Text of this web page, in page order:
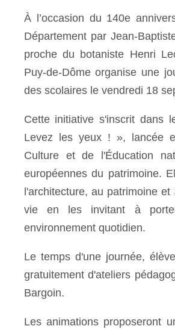
À l’occasion du 140e
Département par Jean-
proche du botaniste Henri
Puy-de-Dôme organise une
des scolaires le vendredi 18
Cette initiative s'inscrit dans
Levez les yeux ! », lancée
Culture et de l'Éducation
européennes du patrimoine.
l'architecture, au patrimoine
vie en les invitant à
environnement quotidien.
Le temps d'une journée,
gratuitement d'ateliers
Bargoin.
Les animations proposeront